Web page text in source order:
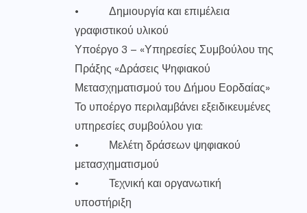
• Δημιουργία και επιμέλεια
γραφιστικού υλικού
Υποέργο 3 – «Υπηρεσίες Συμβούλου της
Πράξης «Δράσεις Ψηφιακού
Μετασχηματισμού του Δήμου Εορδαίας»
Το υποέργο περιλαμβάνει εξειδικευμένες
υπηρεσίες συμβούλου για:
• Μελέτη δράσεων ψηφιακού
μετασχηματισμού
• Τεχνική και οργανωτική
υποστήριξη